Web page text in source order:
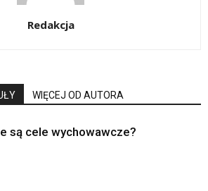
Redakcja
WIĘCEJ OD AUTORA
są cele wychowawcze?